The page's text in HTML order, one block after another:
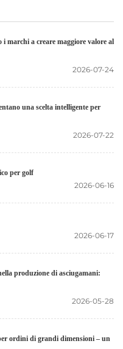
marchi a creare maggiore valore al
2026-07-24
una scelta intelligente per
2026-07-22
per golf
2026-06-16
2026-06-17
produzione di asciugamani:
2026-05-28
ordini di grandi dimensioni – un